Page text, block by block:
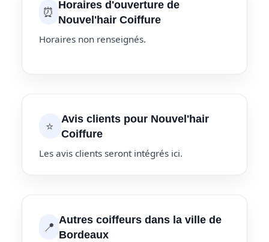
⏰ Horaires d'ouverture de
Nouvel'hair Coiffure
Horaires non renseignés.
⭐
Avis clients pour Nouvel'hair
Coiffure
Les avis clients seront intégrés ici.
📍 Autres coiffeurs dans la ville de
Bordeaux